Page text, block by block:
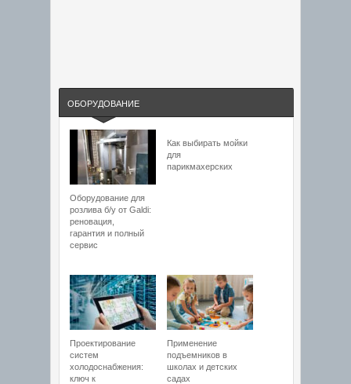
ОБОРУДОВАНИЕ
Оборудование для
розлива б/у от Galdi:
реновация,
гарантия и полный
сервис
Как выбирать мойки
для
парикмахерских
Проектирование
систем
холодоснабжения:
ключ к
Применение
подъемников в
школах и детских
садах